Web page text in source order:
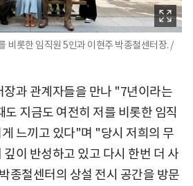
비롯한 임직원 5인과 이현주 박종철센터장. /
장과 관계자들을 만나 "7년이라는
지금도 여전히 저를 비롯한 임직
느끼고 있다"며 "당시 저희의 무
이 반성하고 있고 다시 한번 더 사
종철센터의 상설 전시 공간을 방문